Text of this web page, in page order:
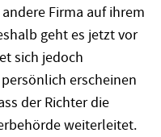
Firma auf ihrem
geht es jetzt vor
sich jedoch
erscheinen
der Richter die
weiterleitet.